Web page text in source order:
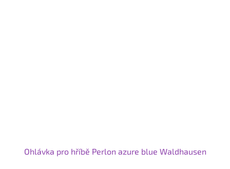
Ohlávka pro hříbě Perlon azure blue Waldhausen